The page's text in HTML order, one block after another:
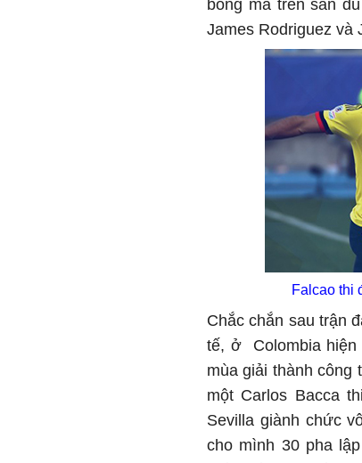
bóng ma trên sân
James Rodriguez và
Falcao thi
Chắc chắn sau trận
tế, ở Colombia hiện
mùa giải thành công
một Carlos Bacca
Sevilla giành chức
cho mình 30 pha